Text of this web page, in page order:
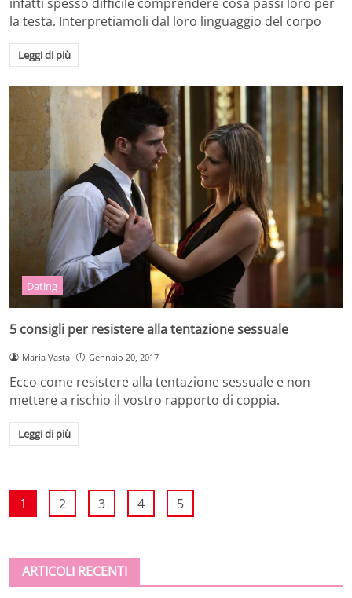
la testa. Interpretiamoli dal loro linguaggio del corpo
Leggi di più
Dating
5 consigli per resistere alla tentazione sessuale
Maria Vasta Gennaio 20, 2017
Ecco come resistere alla tentazione sessuale e non
mettere a rischio il vostro rapporto di coppia.
Leggi di più
1 2 3 4 5
ARTICOLI RECENTI